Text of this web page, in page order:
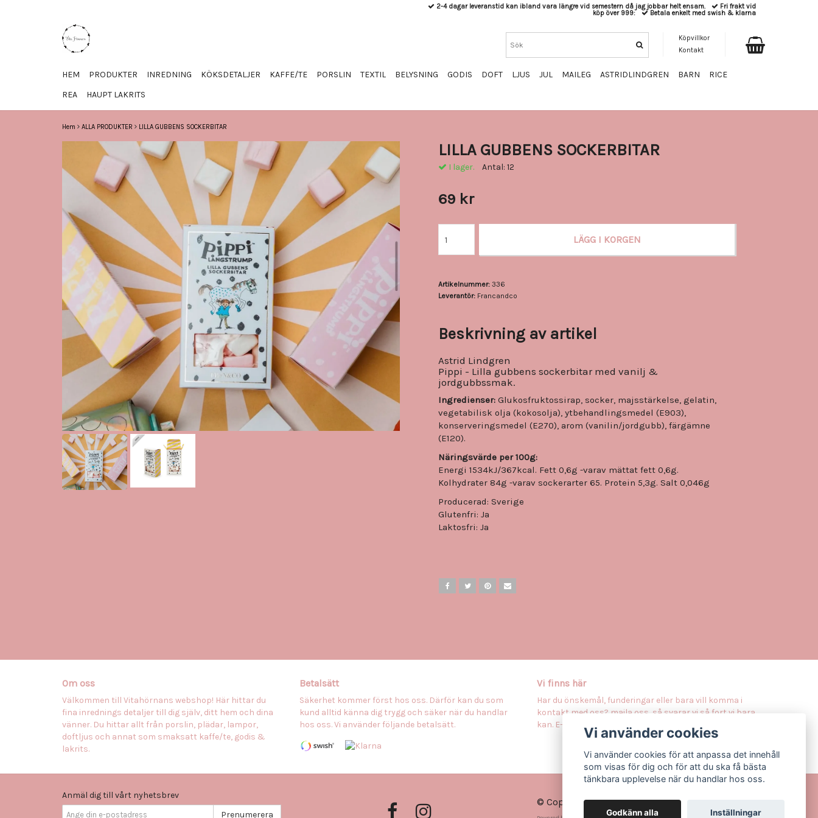
Hem ALLA PRODUKTER LILLA GUBBENS SOCKERBITAR
LILLA GUBBENS SOCKERBITAR
I lager. Antal: 12
69 kr
LÄGG I KORGEN
Artikelnummer: 336
Leverantör: Francandco
Beskrivning av artikel
Astrid Lindgren
Pippi - Lilla gubbens sockerbitar med vanilj &
jordgubbssmak.
Ingredienser: Glukosfruktossirap, socker, majsstärkelse, gelatin,
vegetabilisk olja (kokosolja), ytbehandlingsmedel (E903),
konserveringsmedel (E270), arom (vanilin/jordgubb), färgämne
(E120).
Näringsvärde per 100g:
Energi 1534kJ/367kcal. Fett 0,6g -varav mättat fett 0,6g.
Kolhydrater 84g -varav sockerarter 65. Protein 5,3g. Salt 0,046g
Producerad: Sverige
Glutenfri: Ja
Laktosfri: Ja
Om oss
Välkommen till Vitahörnans webshop! Här hittar du
fina inrednings detaljer till dig själv, ditt hem och dina
vänner. Du hittar allt från porslin, plädar, lampor,
doftljus och annat som smaksatt kaffe/te, godis &
lakrits.
Betalsätt
Säkerhet kommer först hos oss. Därför kan du som
kund alltid känna dig trygg och säker när du handlar
hos oss. Vi använder följande betalsätt.
Vi finns här
Har du önskemål, funderingar eller bara vill komma i
kontakt med oss? maila oss, så svarar vi så fort vi bara
kan. E-postadress:
Anmäl dig till vårt nyhetsbrev
Prenumerera
© Copyright Vitahörnan
Vi använder cookies
Vi använder cookies för att anpassa det innehåll
som visas för dig och för att du ska få bästa
tänkbara upplevelse när du handlar hos oss.
Godkänn alla Inställningar
2-4 dagar leveranstid kan ibland vara längre vid semestern då jag jobbar helt ensam.
Fri frakt vid
köp över 999:
Betala enkelt med swish & klarna
Köpvillkor
Kontakt
HEM PRODUKTER INREDNING KÖKSDETALJER KAFFE/TE PORSLIN TEXTIL BELYSNING GODIS DOFT LJUS JUL MAILEG ASTRIDLINDGREN BARN
RICE
REA
HAUPT LAKRITS